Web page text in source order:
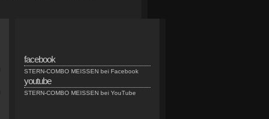
facebook
STERN-COMBO MEISSEN bei Facebook
youtube
STERN-COMBO MEISSEN bei YouTube